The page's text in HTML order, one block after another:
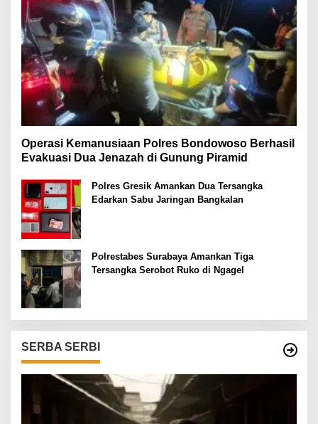
Operasi Kemanusiaan Polres Bondowoso Berhasil
Evakuasi Dua Jenazah di Gunung Piramid
Polres Gresik Amankan Dua Tersangka
Edarkan Sabu Jaringan Bangkalan
Polrestabes Surabaya Amankan Tiga
Tersangka Serobot Ruko di Ngagel
SERBA SERBI